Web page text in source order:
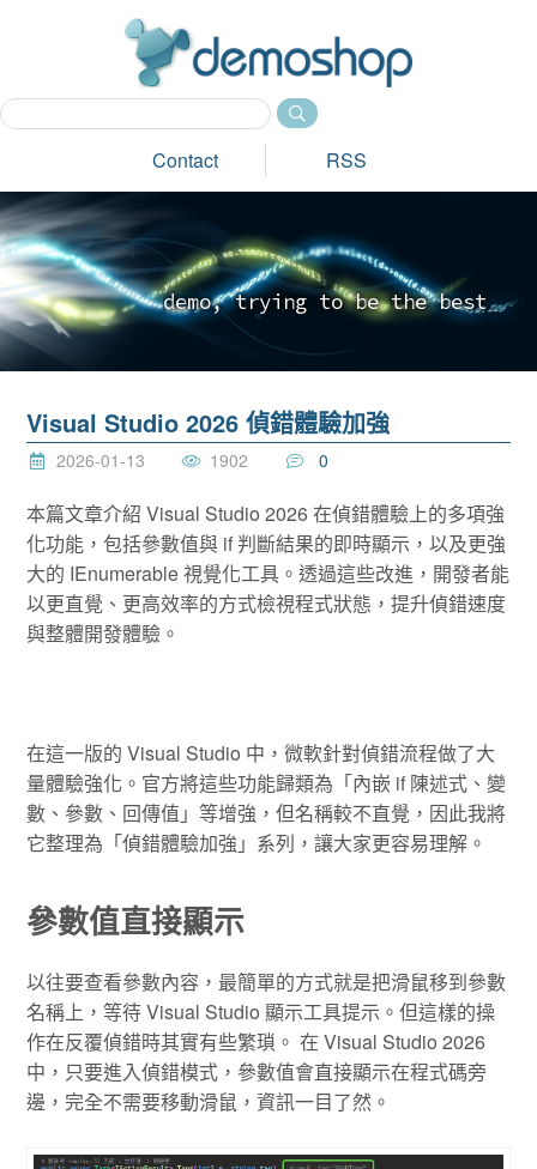
Contact RSS
demo, tryi ng to be the best_
Visual Studio 2026 偵錯體驗加強
2026-01-13 1902 0
本篇文章介紹 Visual Studio 2026 在偵錯體驗上的多項強
化功能，包括參數值與 if 判斷結果的即時顯示，以及更強
大的 IEnumerable 視覺化工具。透過這些改進，開發者能
以更直覺、更高效率的方式檢視程式狀態，提升偵錯速度
與整體開發體驗。
在這一版的 Visual Studio 中，微軟針對偵錯流程做了大
量體驗強化。官方將這些功能歸類為「內嵌 if 陳述式、變
數、參數、回傳值」等增強，但名稱較不直覺，因此我將
它整理為「偵錯體驗加強」系列，讓大家更容易理解。
參數值直接顯示
以往要查看參數內容，最簡單的方式就是把滑鼠移到參數
名稱上，等待 Visual Studio 顯示工具提示。但這樣的操
作在反覆偵錯時其實有些繁瑣。 在 Visual Studio 2026
中，只要進入偵錯模式，參數值會直接顯示在程式碼旁
邊，完全不需要移動滑鼠，資訊一目了然。